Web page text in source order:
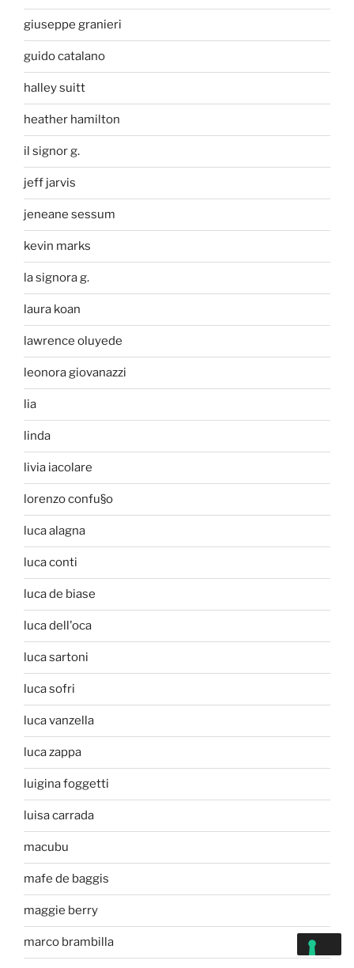
giuseppe granieri
guido catalano
halley suitt
heather hamilton
il signor g.
jeff jarvis
jeneane sessum
kevin marks
la signora g.
laura koan
lawrence oluyede
leonora giovanazzi
lia
linda
livia iacolare
lorenzo confu§o
luca alagna
luca conti
luca de biase
luca dell'oca
luca sartoni
luca sofri
luca vanzella
luca zappa
luigina foggetti
luisa carrada
macubu
mafe de baggis
maggie berry
marco brambilla